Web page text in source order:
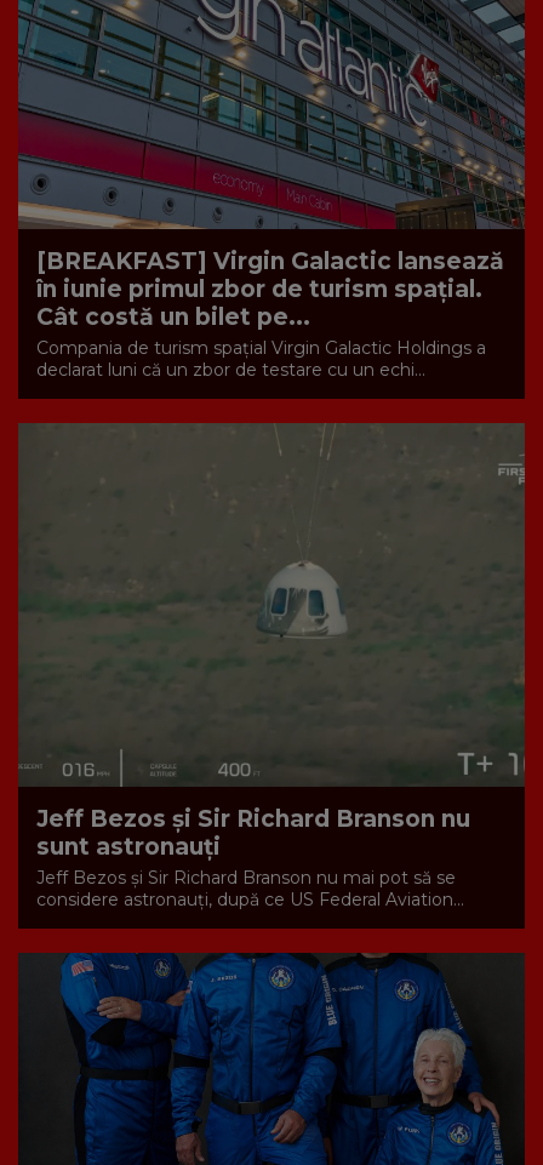
[BREAKFAST] ​​Virgin Galactic lansează
în iunie primul zbor de turism spațial.
Cât costă un bilet pe...
Compania de turism spaţial Virgin Galactic Holdings a
declarat luni că un zbor de testare cu un echi...
Jeff Bezos și Sir Richard Branson nu
sunt astronauți
Jeff Bezos și Sir Richard Branson nu mai pot să se
considere astronauți, după ce US Federal Aviation...